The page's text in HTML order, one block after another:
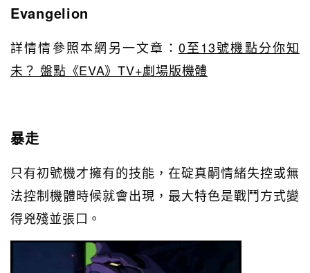
Evangelion
詳情情參照本網另一文章： 0至13號機點分你知
未？ 盤點《EVA》TV+劇場版機體
暴走
只有初號機才擁有的技能，在碇真嗣情緒失控或無
法控制機體時候就會出現，最大特色是戰鬥方式變
得兇殘並張口。